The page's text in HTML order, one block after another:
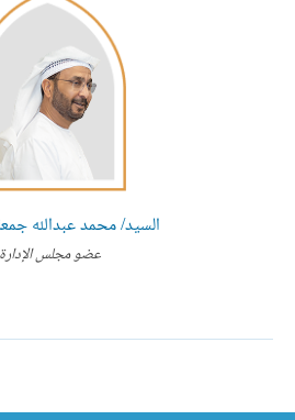
السيد/ محمد عبدالله
عضو مجلس الإدارة